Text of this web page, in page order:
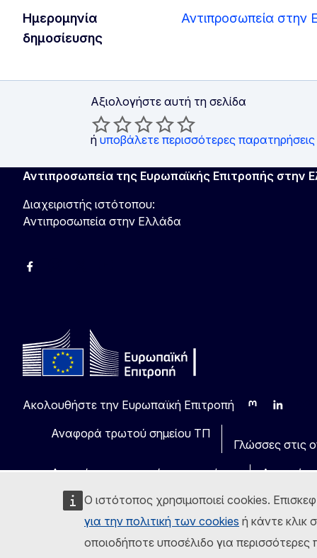
Ο ιστότοπος χρησιμοποιεί cookies.
για την πολιτική των cookies ή κάντε κλικ
οποιοδήποτε υποσέλιδο για περισσότερες
Ημερομηνία
δημοσίευσης
Αντιπροσωπεία στην
Αξιολογήστε αυτή τη σελίδα
ή υποβάλετε περισσότερες παρατηρήσεις
Αντιπροσωπεία της Ευρωπαϊκής Επιτροπής στην
Διαχειριστής ιστότοπου:
Αντιπροσωπεία στην Ελλάδα
Facebook
Ακολουθήστε την Ευρωπαϊκή Επιτροπή
MastodonLinkedIn
Αναφορά τρωτού σημείου ΤΠ
Γλώσσες στις
Ανακοίνωση νομικού περιεχομένου